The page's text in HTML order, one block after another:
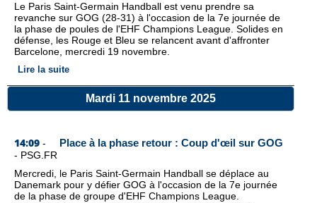
Le Paris Saint-Germain Handball est venu prendre sa
revanche sur GOG (28-31) à l'occasion de la 7e journée de
la phase de poules de l'EHF Champions League. Solides en
défense, les Rouge et Bleu se relancent avant d'affronter
Barcelone, mercredi 19 novembre.
Lire la suite
Mardi 11 novembre 2025
14:09 - Place à la phase retour : Coup d'œil sur GOG
- PSG.FR
Mercredi, le Paris Saint-Germain Handball se déplace au
Danemark pour y défier GOG à l'occasion de la 7e journée
de la phase de groupe d'EHF Champions League.